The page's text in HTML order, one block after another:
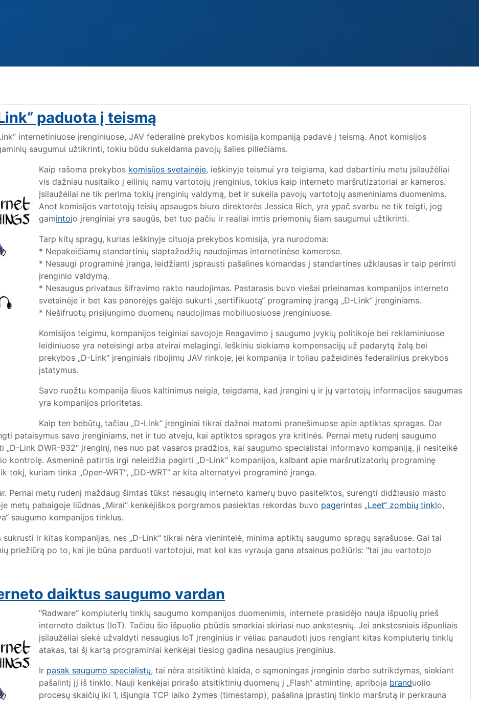
paduota į teismą
internetiniuose įrenginiuose, JAV federalinė prekybos komisija kompaniją padavė į teismą. Anot komisijos
saugumui užtikrinti, tokiu būdu sukeldama pavojų šalies piliečiams.
Kaip rašoma prekybos komisijos svetainėje, ieškinyje teismui yra teigiama, kad dabartiniu metu įsilaužėliai
vis dažniau nusitaiko į eilinių namų vartotojų įrenginius, tokius kaip interneto maršrutizatoriai ar kameros.
Įsilaužėliai ne tik perima tokių įrenginių valdymą, bet ir sukelia pavojų vartotojų asmeniniams duomenims.
Anot komisijos vartotojų teisių apsaugos biuro direktorės Jessica Rich, yra ypač svarbu ne tik teigti, jog
gamintojo įrenginiai yra saugūs, bet tuo pačiu ir realiai imtis priemonių šiam saugumui užtikrinti.
Tarp kitų spragų, kurias ieškinyje cituoja prekybos komisija, yra nurodoma:
* Nepakeičiamų standartinių slaptažodžių naudojimas internetinėse kamerose.
* Nesaugi programinė įranga, leidžianti įsprausti pašalines komandas į standartines užklausas ir taip perimti
įrenginio valdymą.
* Nesaugus privataus šifravimo rakto naudojimas. Pastarasis buvo viešai prieinamas kompanijos interneto
svetainėje ir bet kas panorėjęs galėjo sukurti „sertifikuotą“ programinę įrangą „D-Link“ įrenginiams.
* Nešifruotų prisijungimo duomenų naudojimas mobiliuosiuose įrenginiuose.
Komisijos teigimu, kompanijos teiginiai savojoje Reagavimo į saugumo įvykių politikoje bei reklaminiuose
leidiniuose yra neteisingi arba atvirai melagingi. Ieškiniu siekiama kompensacijų už padarytą žalą bei
prekybos „D-Link“ įrenginiais ribojimų JAV rinkoje, jei kompanija ir toliau pažeidinės federalinius prekybos
įstatymus.
Savo ruožtu kompanija šiuos kaltinimus neigia, teigdama, kad įrengini ų ir jų vartotojų informacijos saugumas
yra kompanijos prioritetas.
Kaip ten bebūtų, tačiau „D-Link“ įrenginiai tikrai dažnai matomi pranešimuose apie aptiktas spragas. Dar
pataisymus savo įrenginiams, net ir tuo atveju, kai aptiktos spragos yra kritinės. Pernai metų rudenį saugumo
Link DWR-932“ įrenginį, nes nuo pat vasaros pradžios, kai saugumo specialistai informavo kompaniją, ji nesiteikė
kontrolę. Asmeninė patirtis irgi neleidžia pagirti „D-Link“ kompanijos, kalbant apie maršrutizatorių programinę
tokį, kuriam tinka „Open-WRT", „DD-WRT“ ar kita alternatyvi programinė įranga.
Pernai metų rudenį maždaug šimtas tūkst nesaugių interneto kamerų buvo pasitelktos, surengti didžiausio masto
metų pabaigoje liūdnas „Mirai“ kenkėjiškos porgramos pasiektas rekordas buvo pagerintas „Leet“ zombių tinklo,
saugumo kompanijos tinklus.
ir kitas kompanijas, nes „D-Link“ tikrai nėra vienintelė, minima aptiktų saugumo spragų sąrašuose. Gal tai
priežiūrą po to, kai jie būna parduoti vartotojui, mat kol kas vyrauja gana atsainus požiūris: "tai jau vartotojo
daiktus saugumo vardan
"Radware“ kompiuterių tinklų saugumo kompanijos duomenimis, internete prasidėjo nauja išpuolių prieš
interneto daiktus (IoT). Tačiau šio išpuolio pbūdis smarkiai skiriasi nuo ankstesnių. Jei ankstesniais išpuoliais
įsilaužėliai siekė užvaldyti nesaugius IoT įrenginius ir vėliau panaudoti juos rengiant kitas kompiuterių tinklų
atakas, tai šį kartą programiniai kenkėjai tiesiog gadina nesaugius įrenginius.
Ir pasak saugumo specialistų, tai nėra atsitiktinė klaida, o sąmoningas įrenginio darbo sutrikdymas, siekiant
pašalintį jį iš tinklo. Nauji kenkėjai prirašo atsitiktinių duomenų į „Flash“ atmintinę, apriboja branduolio
procesų skaičių iki 1, išjungia TCP laiko žymes (timestamp), pašalina įprastinį tinklo maršrutą ir perkrauna